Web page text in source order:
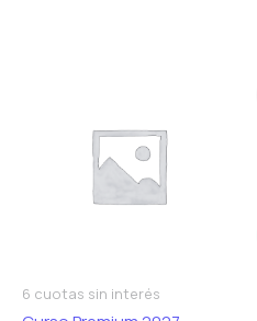
6 cuotas sin interés